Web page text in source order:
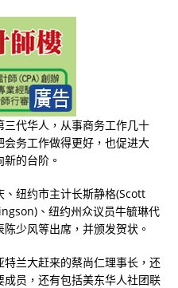
代华人，从事商务工作几十
务工作做得更好，也促进大
的台阶。
纽约市主计长斯静格(Scott
、纽约州众议员牛毓琳代
少风等出席，并颁发贺状。
兰大赶来的蔡尚仁理事长，还
员，还有包括美东华人社团联